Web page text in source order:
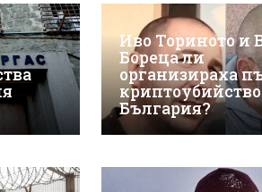
Иво Ториното и
Бореца ли
организираха
България?